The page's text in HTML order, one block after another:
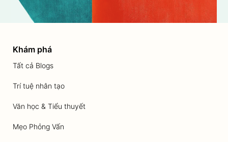
Khám phá
Tất cả Blogs
Trí tuệ nhân tạo
Văn học & Tiểu thuyết
Mẹo Phỏng Vấn